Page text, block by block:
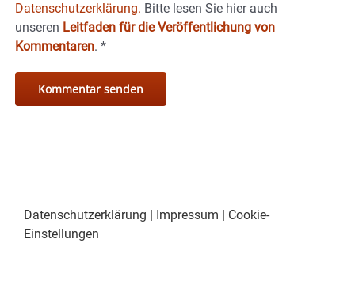
Datenschutzerklärung. Bitte lesen Sie hier auch
unseren Leitfaden für die Veröffentlichung von
Kommentaren. *
Datenschutzerklärung Impressum
Cookie-
Einstellungen